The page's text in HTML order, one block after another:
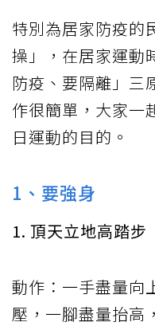
特別為居家防疫的
操」，在居家運動
防疫、要隔離」三
作很簡單，大家一
日運動的目的。
1、要強身
1. 頂天立地高踏步
動作：一手盡量向
壓，一腳盡量抬高